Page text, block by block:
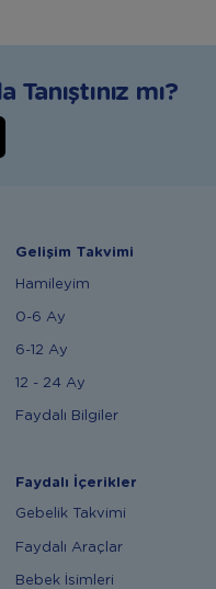
mı?
Gelişim Takvimi
Hamileyim
0-6 Ay
6-12 Ay
12 - 24 Ay
Faydalı Bilgiler
Faydalı İçerikler
Gebelik Takvimi
Faydalı Araçlar
Bebek İsimleri